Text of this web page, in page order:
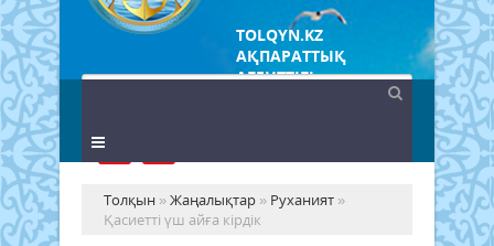
TOLQYN.KZ
АҚПАРАТТЫҚ
АГЕНТТІГІ
Толқын »Жаңалықтар » Руханият »
Қасиетті үш айға кірдік